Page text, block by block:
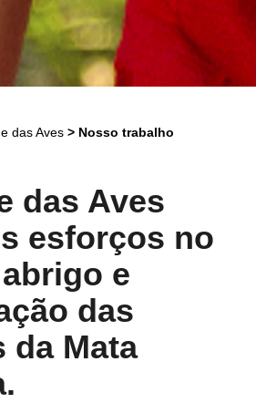
das Aves > Nosso trabalho
das Aves
esforços no
e
das
da Mata